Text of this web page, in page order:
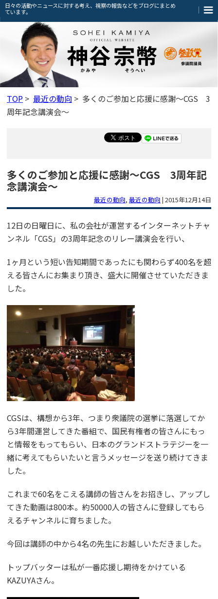
日々の活動やニュースに対する考え、視察の報告などをブログにまとめ
ています。
TOP > 最近の動向 > 多くのご参加と応援に感謝～CGS 3
周年記念講演会～
多くのご参加と応援に感謝～CGS 3周年記
念講演会～
最近の動向, 最近の動向 | 2015年12月14日
12日の日曜日に、私の会社が運営するインターネットチャ
ンネル「CGS」の3周年記念のリレー講演会を行い、
1ヶ月という短い告知期間であったにも関わらず400名を超
える皆さんにお集まり頂き、盛大に開催させていただきま
した。
CGSは、構想から3年、つまり衆議院の選挙に落選してか
ら3年間運営してきた番組で、国民有権者の皆さんにもっ
と情報をもってもらい、日本のグランドストラテジーを一
緒に考えてもらいたいと言うメッセージを送り続けてきま
した。
これまで60名をこえる講師の皆さんをお招きし、アップし
てきた動画は800本。約50000人の皆さんに登録してもら
えるチャンネルに育ちました。
今回は講師の中から4名の先生にお越しいただきました。
トップバッターは私が一番応援し期待をかけている
KAZUYAさん。